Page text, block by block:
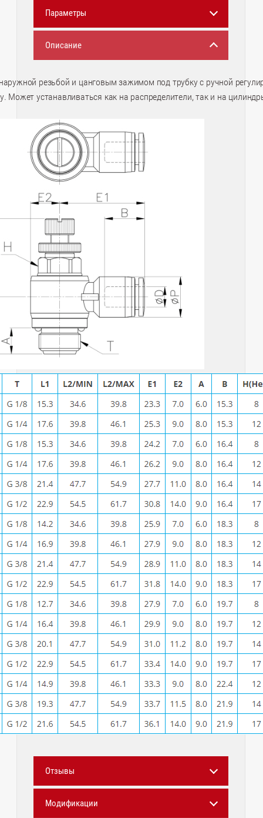
Параметры
Описание
резьбой и цанговым зажимом под трубку с ручной
Может устанавливаться как на распределители, так и на
Отзывы
Модификации